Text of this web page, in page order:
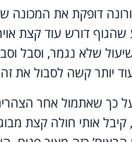
דופקת את המכונה
שהגוף דורש עוד קצת
שלא נגמר, וסבל
יותר קשה לסבול את זה
כך שאתמול אחר
קיבל אותי חולה קצת